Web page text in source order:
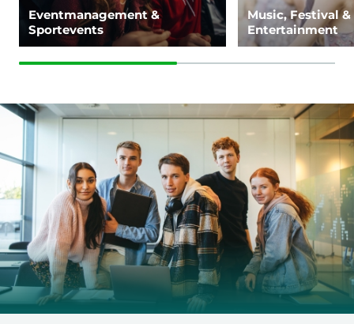
Eventmanagement &
Sportevents
Music, Festival &
Entertainment